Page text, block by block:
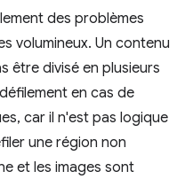
des problèmes
volumineux. Un contenu
être divisé en plusieurs
en cas de
car il n'est pas logique
une région non
et les images sont